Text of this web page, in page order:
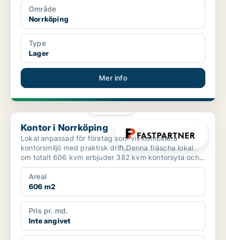
Område
Norrköping
Type
Lager
Mer info
Kontor i Norrköping
Kontor i Norrköping
Lokal anpassad för företag som vill kombinera
kontorsmiljö med praktisk drift.Denna fräscha lokal
om totalt 606 kvm erbjuder 382 kvm kontorsyta och
224 kvm l...
Areal
606 m2
Pris pr. md.
Inte angivet